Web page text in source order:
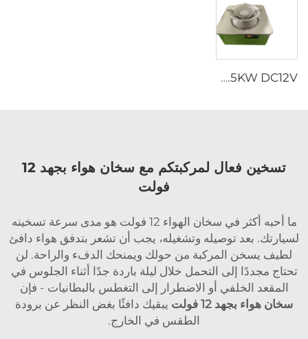
JP 4.5KW DC12V ديزل موقد وقود محمول للشاحنة كامبر سيارة محمولة قافلة RV موقد الديزل
تسخين فعال لمركبتكم مع سخان هواء بجهد 12
فولت
ما أحبه أكثر في سخان الهواء 12 فولت هو مدى سرعة تسخينه
لسيارتك. بعد توصيله وتشغيله، يجب أن تشعر بتدفق هواء دافئ
لطيف يسخن المركبة من حولك ويمنحك الدفء والراحة. لن
تحتاج مجددًا إلى التحمل خلال ليلة باردة جدًا أثناء الجلوس في
المقعد الخلفي أو الاضطرار إلى التغطس بالبطانيات - فإن
سخان هواء بجهد 12 فولت
يبقيك دافئًا بغض النظر عن برودة
الطقس في الخارج.